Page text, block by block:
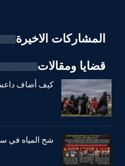
المشاركات الاخيرة
قضايا ومقالات
كيف أضاف داعش
شح المياه في